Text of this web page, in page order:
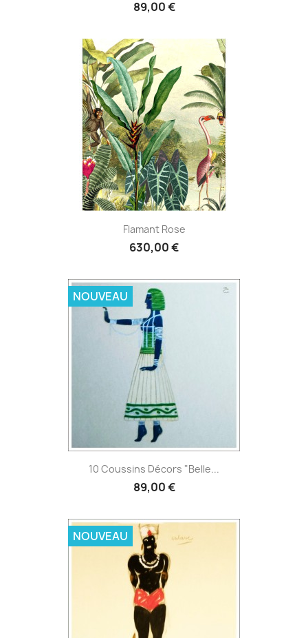
89,00 €
Flamant Rose
630,00 €
10 Coussins Décors "Belle...
89,00 €
NOUVEAU
NOUVEAU